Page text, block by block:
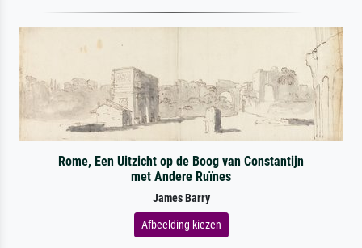
Rome, Een Uitzicht op de Boog van Constantijn
met Andere Ruïnes
James Barry
Afbeelding kiezen